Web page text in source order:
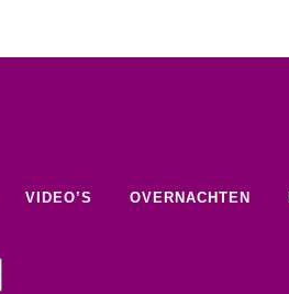
VIDEO’S OVERNACHTEN